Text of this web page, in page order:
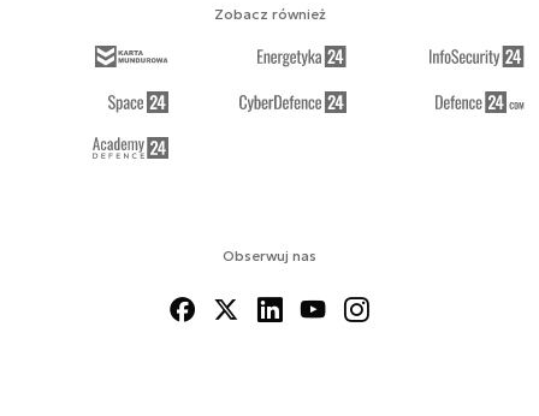
Obserwuj nas
Zobacz również